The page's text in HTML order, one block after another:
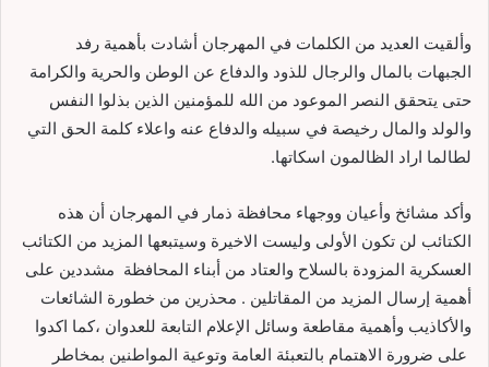
وألقيت العديد من الكلمات في المهرجان أشادت بأهمية رفد
الجبهات بالمال والرجال للذود والدفاع عن الوطن والحرية والكرامة
حتى يتحقق النصر الموعود من الله للمؤمنين الذين بذلوا النفس
والولد والمال رخيصة في سبيله والدفاع عنه واعلاء كلمة الحق التي
لطالما اراد الظالمون اسكاتها.
وأكد مشائخ وأعيان ووجهاء محافظة ذمار في المهرجان أن هذه
الكتائب لن تكون الأولى وليست الاخيرة وسيتبعها المزيد من الكتائب
العسكرية المزودة بالسلاح والعتاد من أبناء المحافظة مشددين على
أهمية إرسال المزيد من المقاتلين . محذرين من خطورة الشائعات
والأكاذيب وأهمية مقاطعة وسائل الإعلام التابعة للعدوان ،كما اكدوا
على ضرورة الاهتمام بالتعبئة العامة وتوعية المواطنين بمخاطر